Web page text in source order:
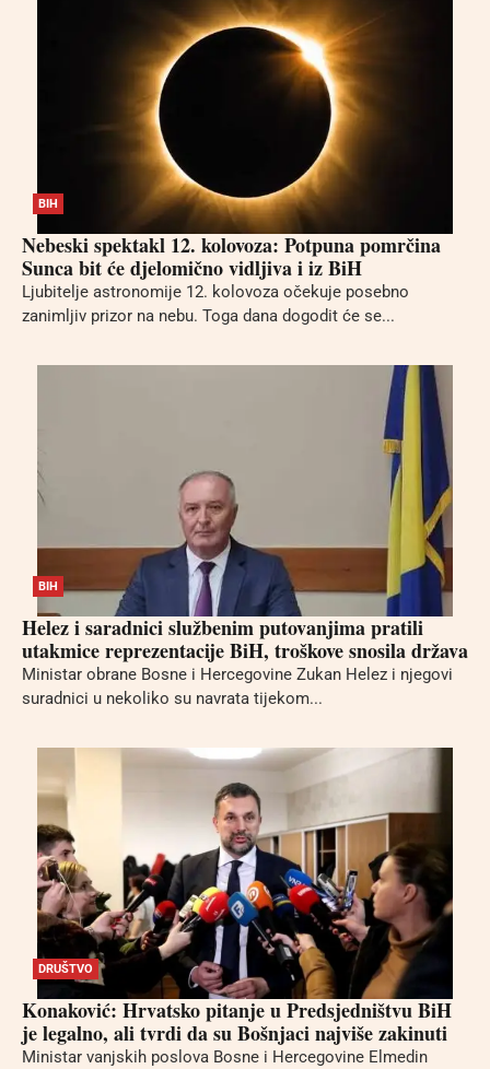
BIH
Nebeski spektakl 12. kolovoza: Potpuna pomrčina
Sunca bit će djelomično vidljiva i iz BiH
Ljubitelje astronomije 12. kolovoza očekuje posebno
zanimljiv prizor na nebu. Toga dana dogodit će se...
BIH
Helez i saradnici službenim putovanjima pratili
utakmice reprezentacije BiH, troškove snosila država
Ministar obrane Bosne i Hercegovine Zukan Helez i njegovi
suradnici u nekoliko su navrata tijekom...
DRUŠTVO
Konaković: Hrvatsko pitanje u Predsjedništvu BiH
je legalno, ali tvrdi da su Bošnjaci najviše zakinuti
Ministar vanjskih poslova Bosne i Hercegovine Elmedin